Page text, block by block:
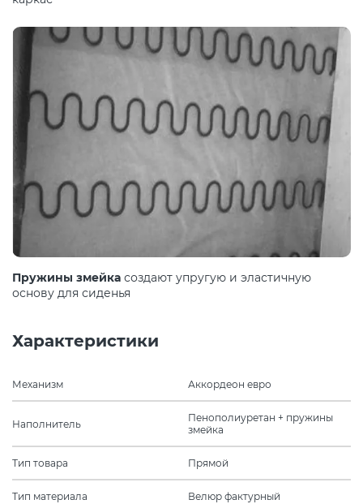
Пружины змейка создают упругую и эластичную
основу для сиденья
Характеристики
Механизм Аккордеон евро
Наполнитель
Пенополиуретан + пружины
змейка
Тип товара Прямой
Тип материала Велюр фактурный